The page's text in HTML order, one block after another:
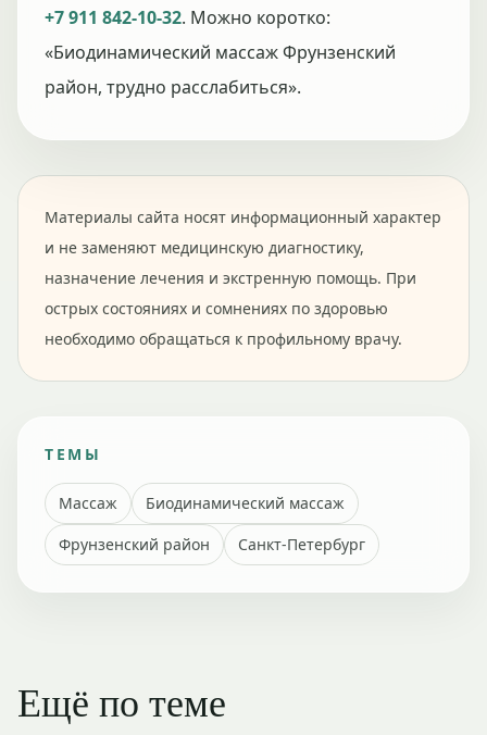
+7 911 842-10-32. Можно коротко:
«Биодинамический массаж Фрунзенский
район, трудно расслабиться».
Материалы сайта носят информационный характер
и не заменяют медицинскую диагностику,
назначение лечения и экстренную помощь. При
острых состояниях и сомнениях по здоровью
необходимо обращаться к профильному врачу.
ТЕМЫ
Массаж
Биодинамический массаж
Фрунзенский район
Санкт-Петербург
Ещё по теме